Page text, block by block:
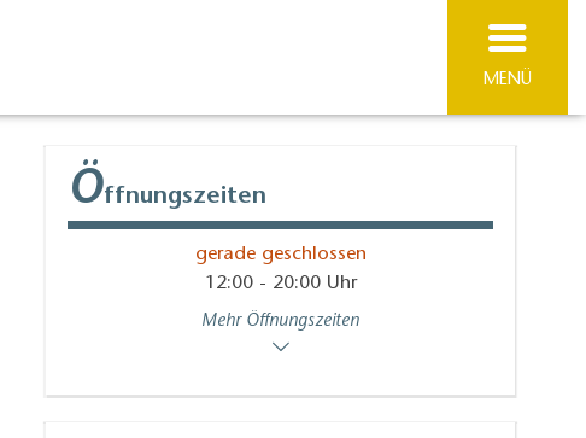
MENÜ
Öffnungszeiten
gerade geschlossen
12:00 - 20:00 Uhr
Mehr Öffnungszeiten